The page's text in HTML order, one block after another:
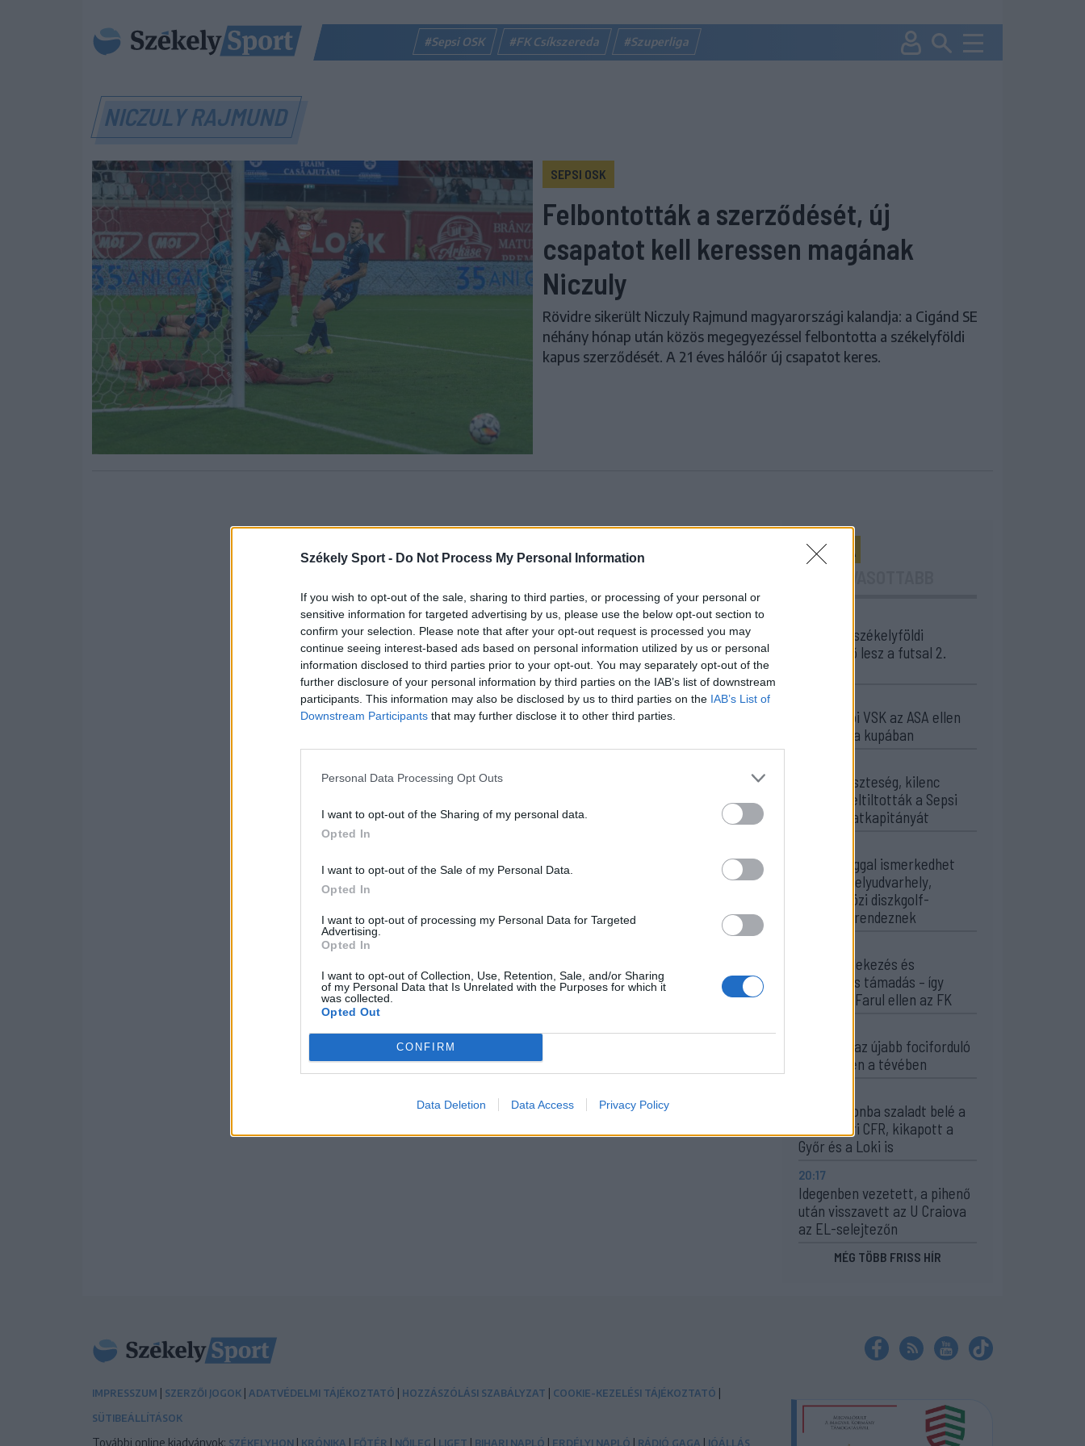
Székely Sport - Do Not Process My Personal Information
If you wish to opt-out of the sale, sharing to third parties, or processing of your personal or
sensitive information for targeted advertising by us, please use the below opt-out section to
confirm your selection. Please note that after your opt-out request is processed you may
continue seeing interest-based ads based on personal information utilized by us or personal
information disclosed to third parties prior to your opt-out. You may separately opt-out of the
further disclosure of your personal information by third parties on the IAB’s list of downstream
participants. This information may also be disclosed by us to third parties on the IAB’s List of
Downstream Participants that may further disclose it to other third parties.
Personal Data Processing Opt Outs
I want to opt-out of the Sharing of my personal data.
Opted In
I want to opt-out of the Sale of my Personal Data.
Opted In
I want to opt-out of processing my Personal Data for Targeted
Advertising.
Opted In
I want to opt-out of Collection, Use, Retention, Sale, and/or Sharing
of my Personal Data that Is Unrelated with the Purposes for which it
was collected.
Opted Out
CONFIRM
Data Deletion Data Access Privacy Policy
#Sepsi OSK #FK Csíkszereda #Szuperliga
NICZULY RAJMUND
SEPSI OSK
Felbontották a szerződését, új
csapatot kell keressen magának
Niczuly
Rövidre sikerült Niczuly Rajmund magyarországi kalandja: a Cigánd SE
néhány hónap után közös megegyezéssel felbontotta a székelyföldi
kapus szerződését. A 21 éves hálóőr új csapatot keres.
24 ÓRA
Egyetlen székelyföldi
résztvevő lesz a futsal 2.
A Gyergyói VSK az ASA ellen
folytatja a kupában
Súlyos veszteség, kilenc
hónapra eltiltották a Sepsi
OSK csapatkapitányát
Új sportággal ismerkedhet
meg Székelyudvarhely,
nemzetközi diszkgolf-
versenyt rendeznek
Stabil védekezés és
céltudatos támadás – így
készült a Farul ellen az FK
Kezdődik az újabb fociforduló
– pénteken a tévében
Nagy pofonba szaladt belé a
Kolozsvári CFR, kikapott a
Győr és a Loki is
20:17
Idegenben vezetett, a pihenő
után visszavett az U Craiova
az EL-selejtezőn
MÉG TÖBB FRISS HÍR
IMPRESSZUM SZERZŐI JOGOK ADATVÉDELMI TÁJÉKOZTATÓ HOZZÁSZÓLÁSI SZABÁLYZAT COOKIE-KEZELÉSI TÁJÉKOZTATÓ
SÜTIBEÁLLÍTÁSOK
További online kiadványok: SZÉKELYHON KRÓNIKA FŐTÉR NŐILEG LIGET BIHARI NAPLÓ ERDÉLYI NAPLÓ RÁDIÓ GAGA JÓÁLLÁS